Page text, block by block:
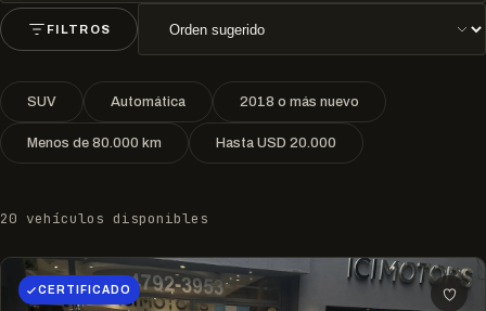
FILTROS
SUV Automática 2018 o más nuevo
Menos de 80.000 km Hasta USD 20.000
20 vehículos disponibles
CERTIFICADO